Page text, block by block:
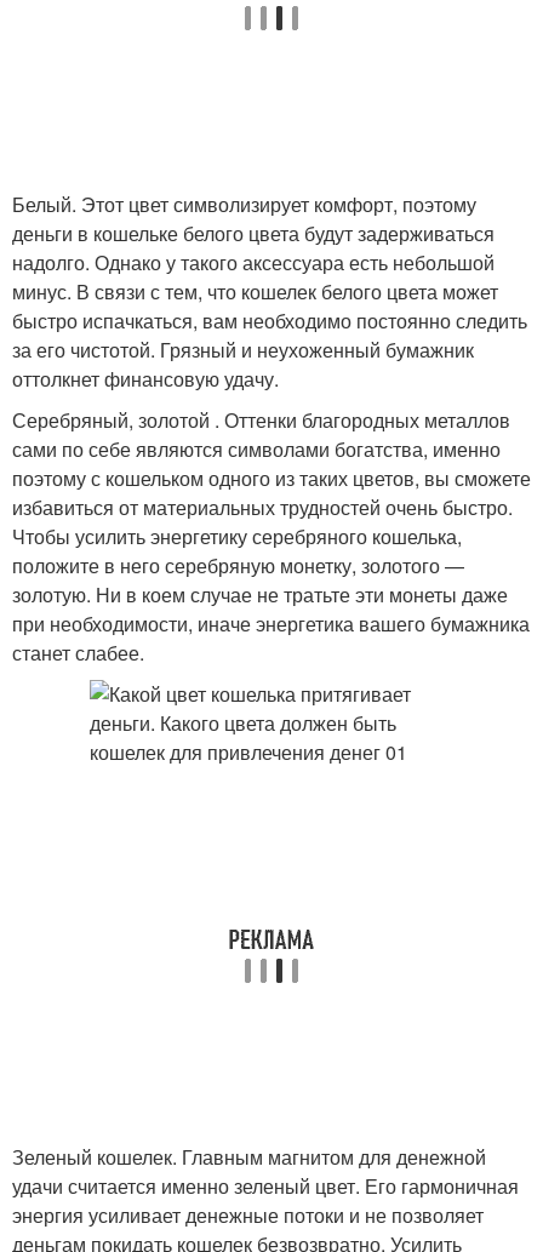
Белый. Этот цвет символизирует комфорт, поэтому
деньги в кошельке белого цвета будут задерживаться
надолго. Однако у такого аксессуара есть небольшой
минус. В связи с тем, что кошелек белого цвета может
быстро испачкаться, вам необходимо постоянно следить
за его чистотой. Грязный и неухоженный бумажник
оттолкнет финансовую удачу.
Серебряный, золотой . Оттенки благородных металлов
сами по себе являются символами богатства, именно
поэтому с кошельком одного из таких цветов, вы сможете
избавиться от материальных трудностей очень быстро.
Чтобы усилить энергетику серебряного кошелька,
положите в него серебряную монетку, золотого —
золотую. Ни в коем случае не тратьте эти монеты даже
при необходимости, иначе энергетика вашего бумажника
станет слабее.
Зеленый кошелек. Главным магнитом для денежной
удачи считается именно зеленый цвет. Его гармоничная
энергия усиливает денежные потоки и не позволяет
деньгам покидать кошелек безвозвратно. Усилить